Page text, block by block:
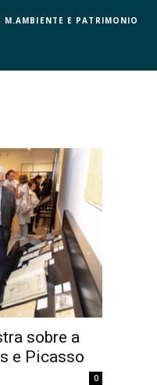
M.AMBIENTE E PATRIMONIO
sobre a
e Picasso
0